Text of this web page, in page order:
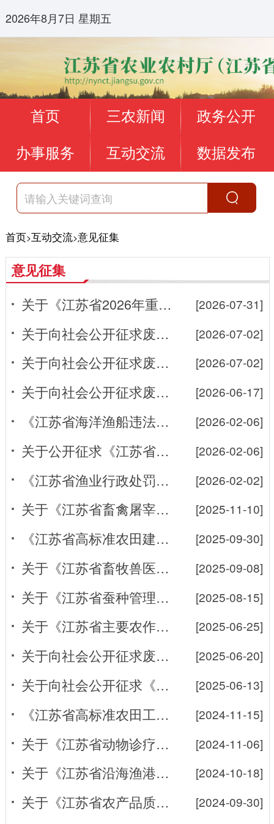
2026年8月7日 星期五
首页 三农新闻 政务公开
办事服务 互动交流 数据发布
首页>互动交流>意见征集
意见征集
关于《江苏省2026年重大动物疫病强制免疫疫苗采购项目采购需求、...
[2026-07-31]
关于向社会公开征求废止相关文件意见的公告 [2026-07-02]
关于向社会公开征求废止相关文件意见的公告 [2026-07-02]
关于向社会公开征求废止相关文件意见的公告 [2026-06-17]
《江苏省海洋渔船违法违规记分管理办法（征求意见稿）》向社会公开征... [2026-02-06]
关于公开征求《江苏省农业机械推广办法（征求意见稿）》意见的公告 [2026-02-06]
《江苏省渔业行政处罚裁量权基准（修订征求意见稿）》向社会公开征求... [2026-02-02]
关于《江苏省畜禽屠宰管理条例（草案征求意见稿）》公开征求意见的通... [2025-11-10]
《江苏省高标准农田建设项目责任单位责任人质量终身责任追究管理办法... [2025-09-30]
关于《江苏省畜牧兽医领域轻微违法行为不予行政处罚清单（征求意见稿... [2025-09-08]
关于《江苏省蚕种管理办法》立法后评估公开征求意见的通知 [2025-08-15]
关于《江苏省主要农作物品种审定规定（修订草案）》等规范性文件公开... [2025-06-25]
关于向社会公开征求废止《骆马湖捕捞准用渔具目录及标准》意见的公告 [2025-06-20]
关于向社会公开征求《太湖水域垂钓管理办法（征求意见稿）》意见建议... [2025-06-13]
《江苏省高标准农田工程设施管护办法（试行）（征求意见稿）》向社会... [2024-11-15]
关于《江苏省动物诊疗废弃物管理规定（试行）（征求意见稿）》公开征... [2024-11-06]
关于《江苏省沿海渔港经济区总体布局规划（2024—2030年）（... [2024-10-18]
关于《江苏省农产品质量安全条例（修订征求意见稿）》公开征求意见的... [2024-09-30]